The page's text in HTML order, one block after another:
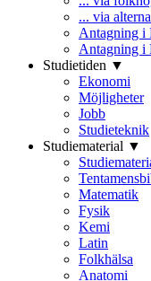
... via
Antagning i
Antagning i
Studietiden ▼
Ekonomi
Möjligheter
Jobb
Studieteknik
Studiematerial ▼
Matematik
Fysik
Kemi
Latin
Folkhälsa
Anatomi